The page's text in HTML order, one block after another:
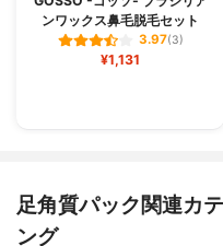
ンワックス鼻毛脱毛セット
3.97(3)
¥1,131
足角質パック関連カ
ング